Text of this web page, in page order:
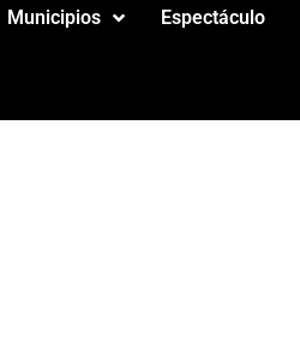
Municipios Espectáculo